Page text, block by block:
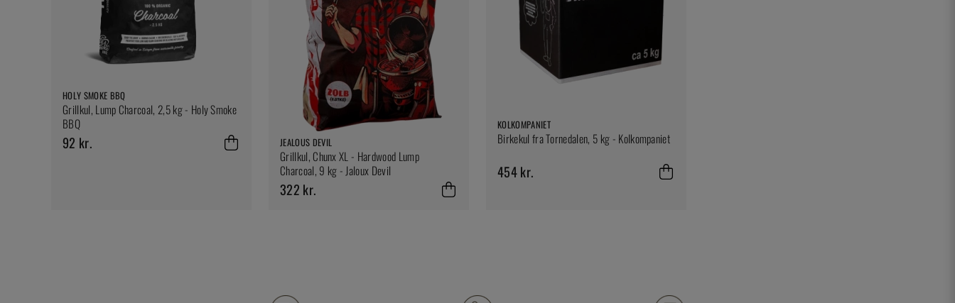
HOLY SMOKE BBQ
Grillkul, Lump Charcoal, 2,5 kg - Holy Smoke
BBQ
92 kr. JEALOUS DEVIL
Grillkul, Chunx XL - Hardwood Lump
Charcoal, 9 kg - Jaloux Devil
322 kr.
KOLKOMPANIET
Birkekul fra Tornedalen, 5 kg - Kolkompaniet
454 kr.